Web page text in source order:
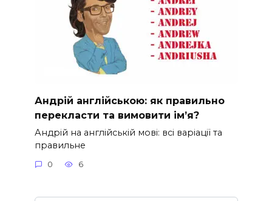
Андрій англійською: як правильно
перекласти та вимовити ім’я?
Андрій на англійській мові: всі варіації та
правильне
0 6